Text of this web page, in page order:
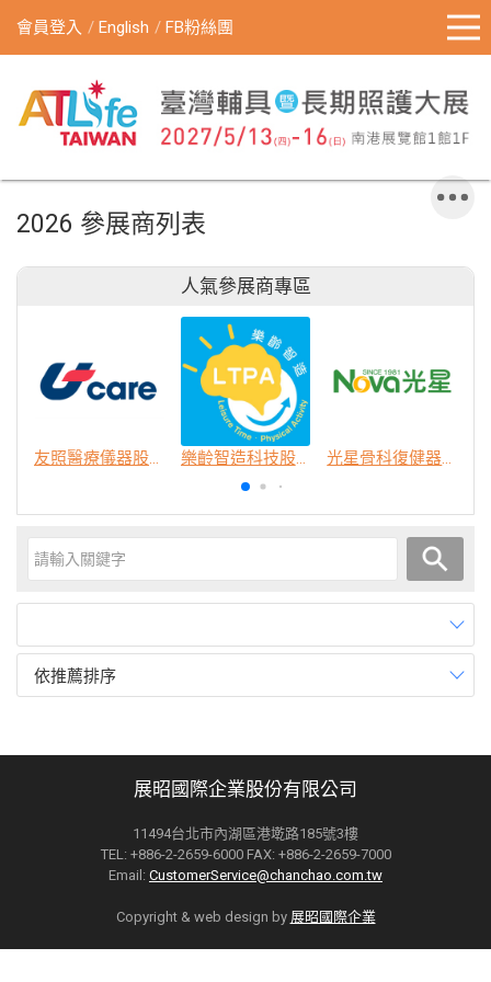
會員登入 English FB粉絲團
2026 參展商列表
人氣參展商專區
友照醫療儀器股份有限公司 樂齡智造科技股份有限公司 光星骨科復健器材股份有限公司
依推薦排序
展昭國際企業股份有限公司
11494台北市內湖區港墘路185號3樓
TEL: +886-2-2659-6000 FAX: +886-2-2659-7000
Email: CustomerService@chanchao.com.tw
Copyright & web design by 展昭國際企業